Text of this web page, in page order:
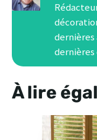
À lire